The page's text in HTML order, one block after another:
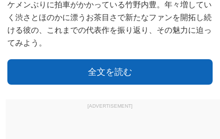
ケメンぶりに拍車がかかっている竹野内豊。年々増してい
く渋さとほのかに漂うお茶目さで新たなファンを開拓し続
ける彼の、これまでの代表作を振り返り、その魅力に迫っ
てみよう。
全文を読む
[ADVERTISEMENT]